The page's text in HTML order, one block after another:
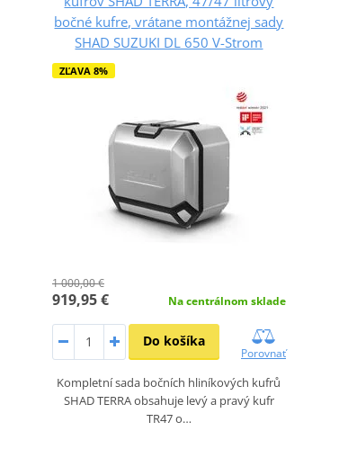
bočné kufre, vrátane montážnej sady
SHAD SUZUKI DL 650 V-Strom
ZĽAVA 8%
1 000,00 €
919,95 € Na centrálnom sklade
Do košíka
Porovnať
Kompletní sada bočních hliníkových kufrů
SHAD TERRA obsahuje levý a pravý kufr
TR47 o…